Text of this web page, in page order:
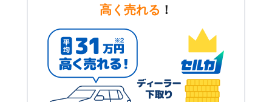
高く売れる ！